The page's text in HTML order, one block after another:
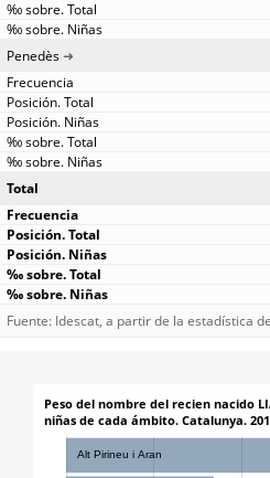
Penedès
Total
Fuente: Idescat, a partir de la estadística